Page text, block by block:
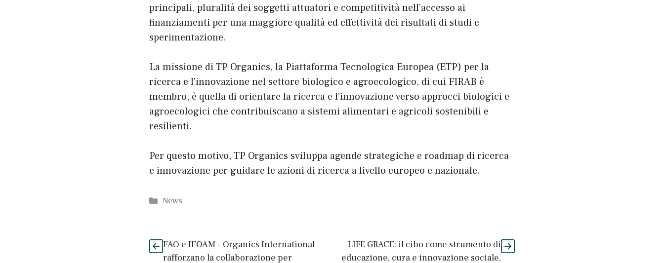
principali, pluralità dei soggetti attuatori e competitività nell’accesso ai
finanziamenti per una maggiore qualità ed effettività dei risultati di studi e
sperimentazione.
La missione di TP Organics, la Piattaforma Tecnologica Europea (ETP) per la
ricerca e l’innovazione nel settore biologico e agroecologico, di cui FIRAB è
membro, è quella di orientare la ricerca e l’innovazione verso approcci biologici e
agroecologici che contribuiscano a sistemi alimentari e agricoli sostenibili e
resilienti.
Per questo motivo, TP Organics sviluppa agende strategiche e roadmap di ricerca
e innovazione per guidare le azioni di ricerca a livello europeo e nazionale.
Categorie
News
FAO e IFOAM – Organics International
rafforzano la collaborazione per
LIFE GRACE: il cibo come strumento di
educazione, cura e innovazione sociale,